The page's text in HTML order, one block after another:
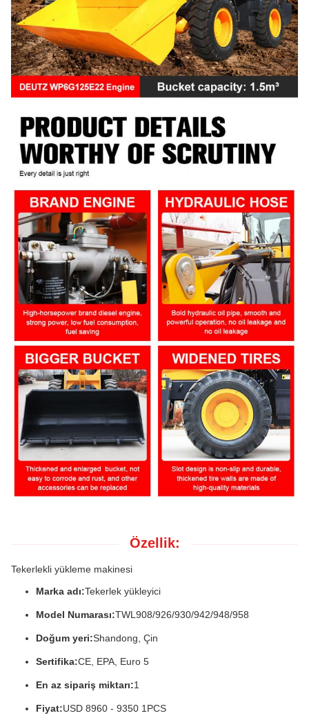
Özellik:
Tekerlekli yükleme makinesi
Marka adı:Tekerlek yükleyici
Model Numarası:TWL908/926/930/942/948/958
Doğum yeri:Shandong, Çin
Sertifika:CE, EPA, Euro 5
En az sipariş miktarı:1
Fiyat:USD 8960 - 9350 1PCS